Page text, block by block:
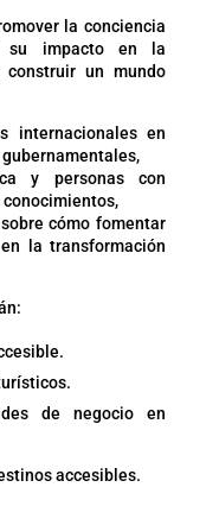
la conciencia
su impacto en la
construir un mundo
internacionales en
y personas con
cómo fomentar
la transformación
de negocio en
accesibles.